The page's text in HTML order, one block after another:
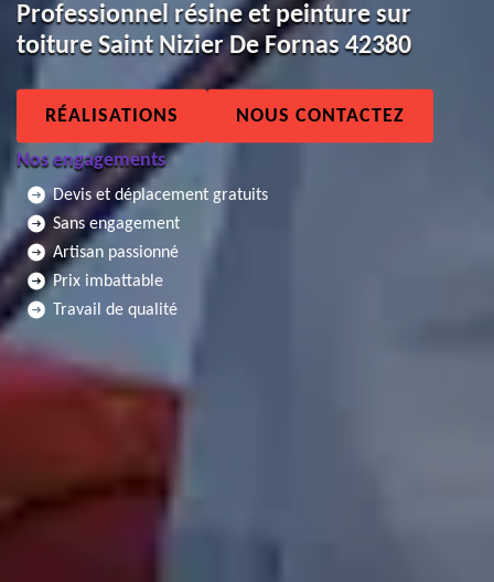
Professionnel résine et peinture sur
toiture Saint Nizier De Fornas 42380
RÉALISATIONS NOUS CONTACTEZ
Nos engagements
Devis et déplacement gratuits
Sans engagement
Artisan passionné
Prix imbattable
Travail de qualité